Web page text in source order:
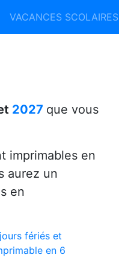
VACANCES SCOLAIRES
2027 que vous
imprimables en
aurez un
en